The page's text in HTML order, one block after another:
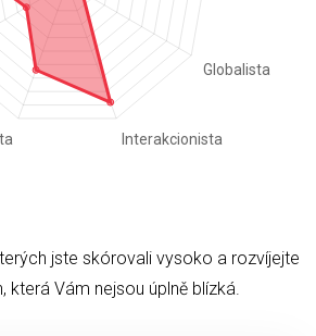
jste skórovali vysoko a rozvíjejte
která Vám nejsou úplně blízká.